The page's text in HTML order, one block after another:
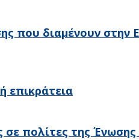
που διαμένουν στην
επικράτεια
πολίτες της